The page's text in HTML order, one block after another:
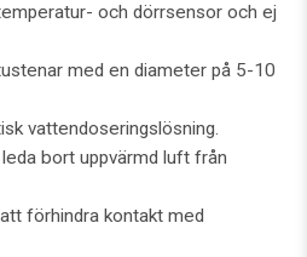
och dörrsensor och ej
med en diameter på 5-10
vattendoseringslösning.
bort uppvärmd luft från
förhindra kontakt med